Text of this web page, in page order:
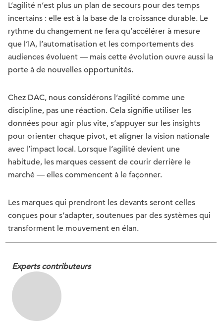
L’agilité n’est plus un plan de secours pour des temps
incertains : elle est à la base de la croissance durable. Le
rythme du changement ne fera qu’accélérer à mesure
que l’IA, l’automatisation et les comportements des
audiences évoluent — mais cette évolution ouvre aussi la
porte à de nouvelles opportunités.
Chez DAC, nous considérons l’agilité comme une
discipline, pas une réaction. Cela signifie utiliser les
données pour agir plus vite, s’appuyer sur les insights
pour orienter chaque pivot, et aligner la vision nationale
avec l’impact local. Lorsque l’agilité devient une
habitude, les marques cessent de courir derrière le
marché — elles commencent à le façonner.
Les marques qui prendront les devants seront celles
conçues pour s’adapter, soutenues par des systèmes qui
transforment le mouvement en élan.
Experts contributeurs